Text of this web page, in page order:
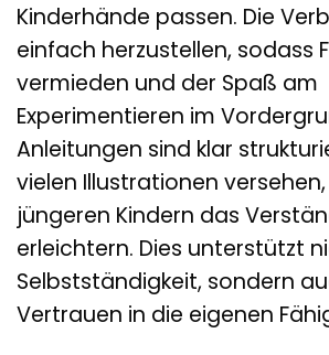
Kinderhände passen. Die
einfach herzustellen, sodass
vermieden und der Spaß am
Experimentieren im
Anleitungen sind klar
vielen Illustrationen
jüngeren Kindern das
erleichtern. Dies unterstützt
Selbstständigkeit, sondern
Vertrauen in die eigenen